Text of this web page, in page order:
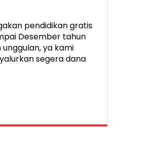
pendidikan gratis
Desember tahun
ya kami
segera dana